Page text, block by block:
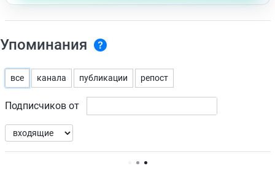
Упоминания
все канала публикации репост
Подписчиков от
Нет доступных упоминаний.